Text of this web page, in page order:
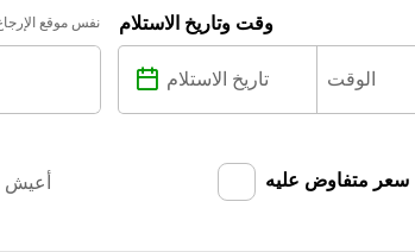
نفس موقع وقت وتاريخ الاستلام
سعر متفاوض عليه